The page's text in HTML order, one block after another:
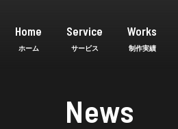
Home Service Works
News